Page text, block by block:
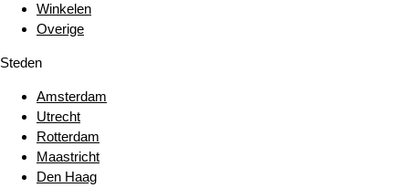
Winkelen
Overige
Steden
Amsterdam
Utrecht
Rotterdam
Maastricht
Den Haag